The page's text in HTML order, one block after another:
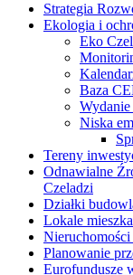
Strategia
Ekologia i
Eko
Baza
Niska
Tereny
Odnawialne
Czeladzi
Działki
Lokale
Planowanie
Eurofundusze